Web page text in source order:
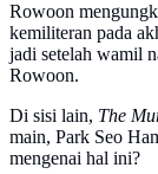
Rowoon
kemiliteran pada
jadi setelah wamil
Rowoon.
Di sisi lain, The
main, Park Seo
mengenai hal ini?